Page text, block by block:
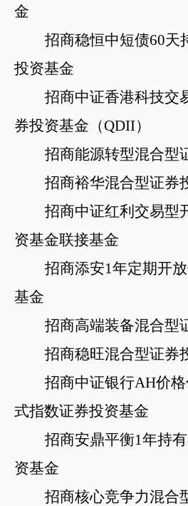
金
招商稳恒中短债60天
投资基金
招商中证香港科技交
券投资基金（QDII）
招商能源转型混合型
招商裕华混合型证券
招商中证红利交易型
资基金联接基金
招商添安1年定期开
基金
招商高端装备混合型
招商稳旺混合型证券
招商中证银行AH价
式指数证券投资基金
招商安鼎平衡1年持
资基金
招商核心竞争力混合